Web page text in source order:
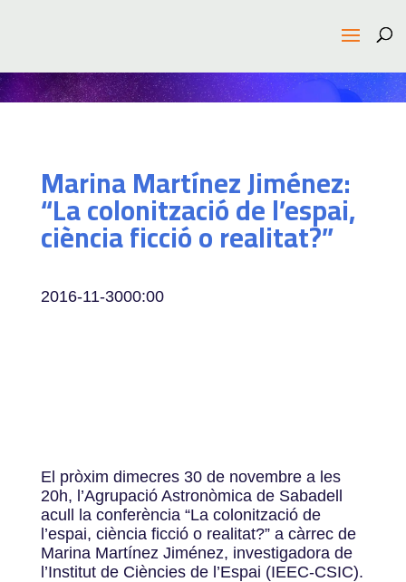
Marina Martínez Jiménez:
“La colonització de l’espai,
ciència ficció o realitat?”
2016-11-3000:00
El pròxim dimecres 30 de novembre a les
20h, l’Agrupació Astronòmica de Sabadell
acull la conferència “La colonització de
l’espai, ciència ficció o realitat?” a càrrec de
Marina Martínez Jiménez, investigadora de
l’Institut de Ciències de l’Espai (IEEC-CSIC).